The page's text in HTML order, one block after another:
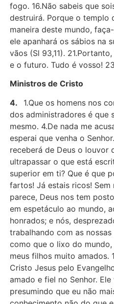
fogo. 16.Não sabeis que
destruirá. Porque o templo
maneira deste mundo,
ele apanhará os sábios na
vãos (Sl 93,11).
e o futuro. Tudo é vosso!
Ministros de Cristo
4. 1.Que os homens nos
dos administradores é que
mesmo. 4.De nada me
esperai que venha o
receberá de Deus o louvor
ultrapassar o que está
superior em ti? Que é que
fartos! Já estais ricos! Sem
parece, Deus nos tem
em espetáculo ao mundo,
honrados; e nós,
trabalhando com as
como que o lixo do
meus filhos muito amados.
Cristo Jesus pelo
amado e fiel no Se­nhor.
presumindo que eu não